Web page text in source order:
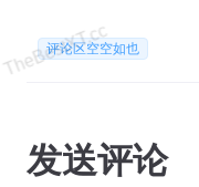
评论区空空如也
发送评论